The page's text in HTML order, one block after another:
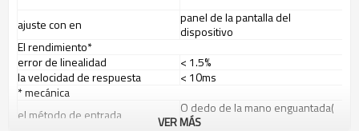
ajuste con en
panel de la pantalla del
dispositivo
El rendimiento*
error de linealidad
< 1.5%
la velocidad de respuesta
< 10ms
* mecánica
el método de entrada
O dedo de la mano enguantada(
de goma, tela o de cuero)
VER MÁS